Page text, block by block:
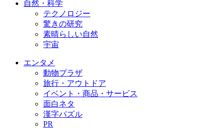
自然・科学
テクノロジー
驚きの研究
素晴らしい自然
宇宙
エンタメ
動物プラザ
旅行・アウトドア
イベント・商品・サービス
面白ネタ
漢字パズル
PR